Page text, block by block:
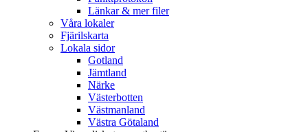
Länkar & mer filer
Våra lokaler
Fjärilskarta
Lokala sidor
Gotland
Jämtland
Närke
Västerbotten
Västmanland
Västra Götaland